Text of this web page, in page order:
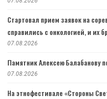
Стартовал прием заявок на
справились с онкологией, и их
07.08.2026
Памятник Алексею Балабанову
07.08.2026
На этнофестивале «Стороны